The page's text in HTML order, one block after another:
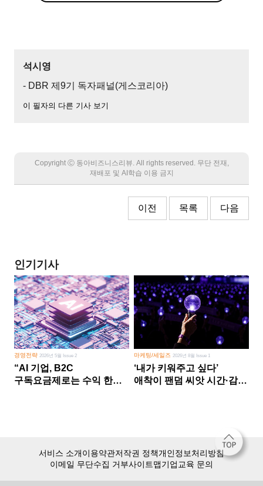
석시영
- DBR 제9기 독자패널(게스코리아)
이 필자의 다른 기사 보기
Copyright Ⓒ 동아비즈니스리뷰. All rights reserved. 무단 전재,
재배포 및 AI학습 이용 금지
이전 목록 다음
인기기사
경영전략 2026년 5월 Issue 2
“AI 기업, B2C
구독요금제로는 수익 한계
마케팅/세일즈 2026년 8월 Issue 1
‘내가 키워주고 싶다’
애착이 팬덤 씨앗 시간·감정
서비스 소개이용약관저작권 정책개인정보처리방침
이메일 무단수집 거부사이트맵기업교육 문의